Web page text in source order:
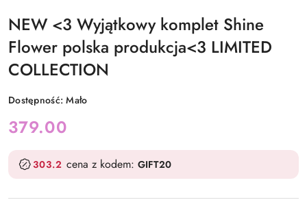
NEW <3 Wyjątkowy komplet Shine
Flower polska produkcja<3 LIMITED
COLLECTION
Dostępność:Mało
cena:
379.00
303.2 cena z kodem: GIFT20